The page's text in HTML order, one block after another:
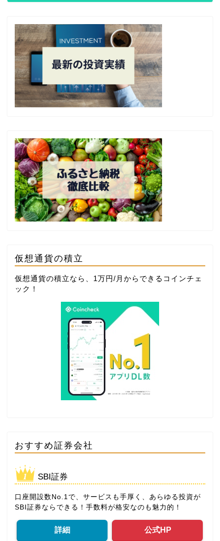
仮想通貨の積立
仮想通貨の積立なら、1万円/月からできる コインチェ
ック ！
おすすめ証券会社
SBI証券
口座開設数No.1で、サービスも手厚く、あらゆる投資が
SBI証券ならできる！手数料が格安なのも魅力的！
詳細 公式HP